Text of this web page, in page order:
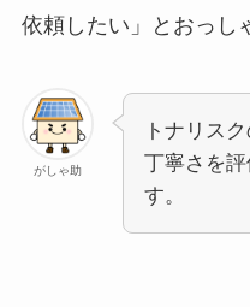
依頼したい」とおっし
がしゃ助
トナリス
丁寧さを
す。